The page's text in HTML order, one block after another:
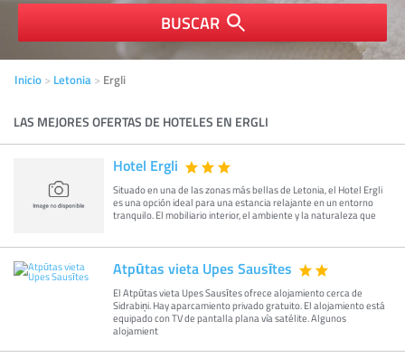
BUSCAR
Inicio Letonia Ergli
LAS MEJORES OFERTAS DE HOTELES EN ERGLI
Hotel Ergli
Situado en una de las zonas más bellas de Letonia, el Hotel Ergli
es una opción ideal para una estancia relajante en un entorno
tranquilo. El mobiliario interior, el ambiente y la naturaleza que
Atpūtas vieta Upes Sausītes
El Atpūtas vieta Upes Sausītes ofrece alojamiento cerca de
Sidrabiņi. Hay aparcamiento privado gratuito. El alojamiento está
equipado con TV de pantalla plana vía satélite. Algunos
alojamient